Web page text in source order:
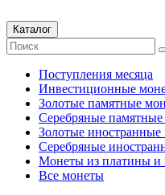
Каталог
Поступления месяца
Инвестиционные
Золотые памятные
Серебряные
Золотые
Серебряные
Монеты из платины и
Все монеты